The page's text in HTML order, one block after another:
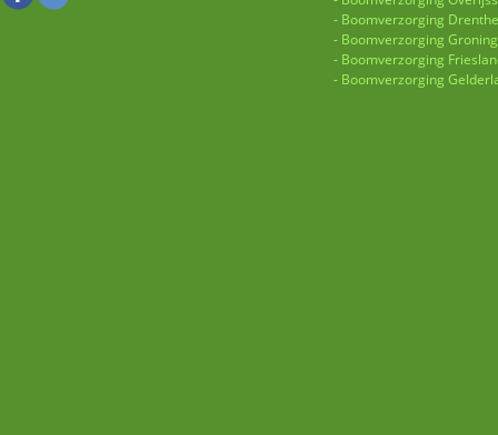
Boomverzorging Drenthe
Boomverzorging
Boomverzorging
Boomverzorging